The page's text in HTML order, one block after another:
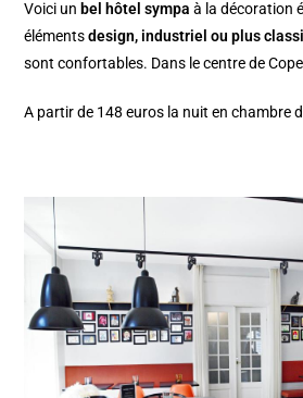
Voici un bel hôtel sympa à la décoration
élémentsdesign, industriel ou plus
sont confortables. Dans le centre de
A partir de 148 euros la nuit en chambre